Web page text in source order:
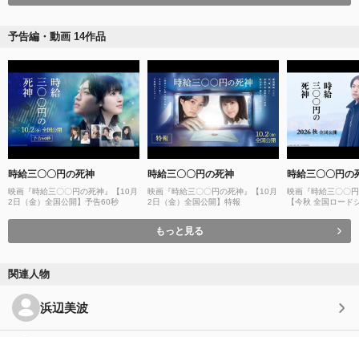
予告編・動画 14作品
時給三〇〇円の死神
映画『時給三〇〇円の死神』【10月
2日（金）全国公開】予告60秒
時給三〇〇円の死神
映画『時給三〇〇円の死神』【10月
2日（金）全国公開】特報
時給三〇〇円の
映画『時給三〇〇
【今秋 全国ロード
もっと見る
関連人物
浜辺美波